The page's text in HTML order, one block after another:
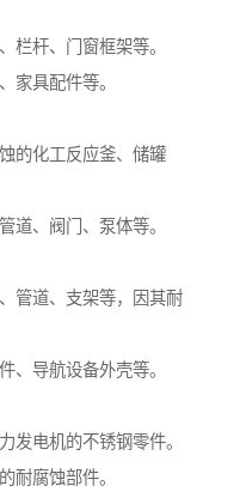
杆、门窗框架等。
具配件等。
的化工反应釜、储罐
、阀门、泵体等。
管道、支架等，因其耐
导航设备外壳等。
电机的不锈钢零件。
腐蚀部件。